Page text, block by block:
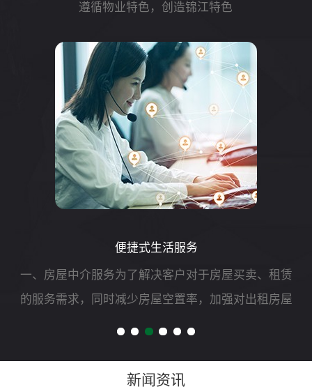
遵循物业特色，创造锦江特色
便捷式生活服务
屋中介服务为了解决客户对于房屋买卖、租赁
需求，同时减少房屋空置率，加强对出租房屋
自助洗车服务随着...
通过
作委
新闻资讯